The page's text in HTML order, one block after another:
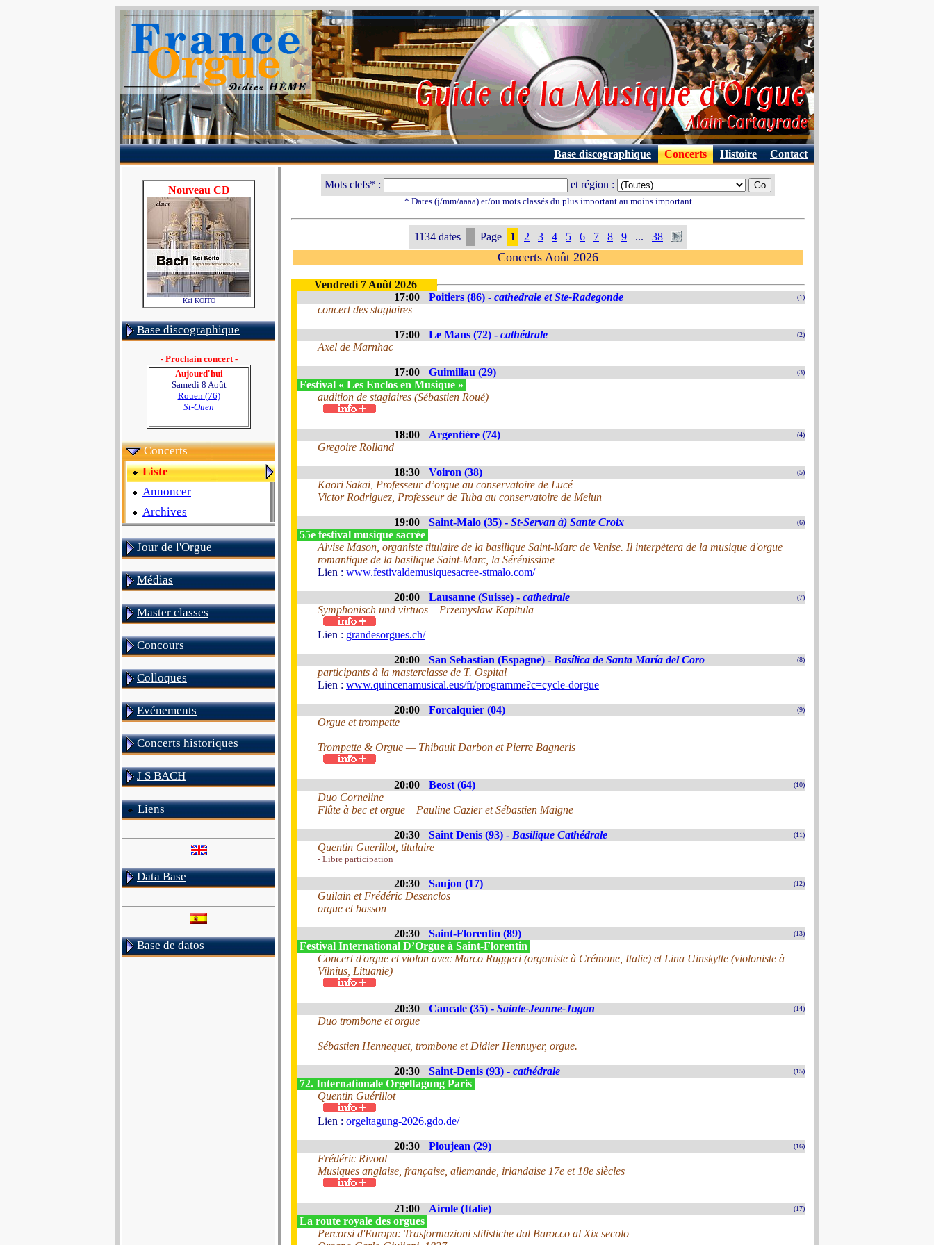
Base discographique Concerts Histoire Contact
Nouveau CD
Kei KOÏTO
Base discographique
- Prochain concert -
Aujourd'hui
Samedi 8 Août
Rouen (76)
St-Ouen
Concerts
Liste
Annoncer
Archives
Jour de l'Orgue
Médias
Master classes
Concours
Colloques
Evénements
Concerts historiques
J S BACH
Liens
Data Base
Base de datos
Mots clefs* : et région :
* Dates (j/mm/aaaa) et/ou mots classés du plus important au moins important
1134 dates Page 1 2 3 4 5 6 7 8 9 ... 38
Concerts Août 2026
Vendredi 7 Août 2026
17:00
Poitiers (86) - cathedrale et Ste-Radegonde (1)
concert des stagiaires
17:00 Le Mans (72) - cathédrale (2)
Axel de Marnhac
17:00 Guimiliau (29) (3)
Festival « Les Enclos en Musique »
audition de stagiaires (Sébastien Roué)
18:00 Argentière (74) (4)
Gregoire Rolland
18:30 Voiron (38) (5)
Kaori Sakai, Professeur d’orgue au conservatoire de Lucé
Victor Rodriguez, Professeur de Tuba au conservatoire de Melun
19:00 Saint-Malo (35) - St-Servan à) Sante Croix (6)
55e festival musique sacrée
Alvise Mason, organiste titulaire de la basilique Saint-Marc de Venise. Il interpètera de la musique d'orgue
romantique de la basilique Saint-Marc, la Sérénissime
Lien : www.festivaldemusiquesacree-stmalo.com/
20:00 Lausanne (Suisse) - cathedrale (7)
Symphonisch und virtuos – Przemyslaw Kapitula
Lien : grandesorgues.ch/
20:00 San Sebastian (Espagne) - Basílica de Santa María del Coro (8)
participants à la masterclasse de T. Ospital
Lien : www.quincenamusical.eus/fr/programme?c=cycle-dorgue
20:00 Forcalquier (04) (9)
Orgue et trompette
Trompette & Orgue — Thibault Darbon et Pierre Bagneris
20:00 Beost (64) (10)
Duo Corneline
Flûte à bec et orgue – Pauline Cazier et Sébastien Maigne
20:30 Saint Denis (93) - Basilique Cathédrale (11)
Quentin Guerillot, titulaire
- Libre participation
20:30 Saujon (17) (12)
Guilain et Frédéric Desenclos
orgue et basson
20:30 Saint-Florentin (89) (13)
Festival International D’Orgue à Saint-Florentin
Concert d'orgue et violon avec Marco Ruggeri (organiste à Crémone, Italie) et Lina Uinskytte (violoniste à
Vilnius, Lituanie)
20:30 Cancale (35) - Sainte-Jeanne-Jugan (14)
Duo trombone et orgue
Sébastien Hennequet, trombone et Didier Hennuyer, orgue.
20:30 Saint-Denis (93) - cathédrale (15)
72. Internationale Orgeltagung Paris
Quentin Guérillot
Lien : orgeltagung-2026.gdo.de/
20:30 Ploujean (29) (16)
Frédéric Rivoal
Musiques anglaise, française, allemande, irlandaise 17e et 18e siècles
21:00 Airole (Italie) (17)
La route royale des orgues
Percorsi d'Europa: Trasformazioni stilistiche dal Barocco al Xix secolo